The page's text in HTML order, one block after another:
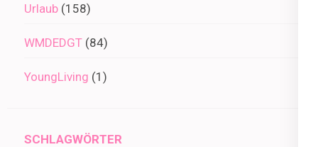
Urlaub (158)
WMDEDGT (84)
YoungLiving (1)
SCHLAGWÖRTER